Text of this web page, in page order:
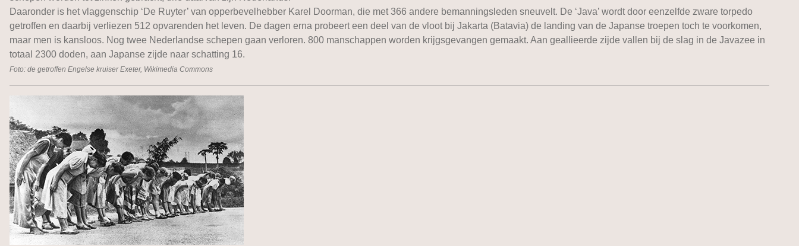
Daaronder is het vlaggenschip ‘De Ruyter’ van opperbevelhebber Karel Doorman, die met 366 andere bemanningsleden sneuvelt. De ‘Java’ wordt door eenzelfde zware torpedo
getroffen en daarbij verliezen 512 opvarenden het leven. De dagen erna probeert een deel van de vloot bij Jakarta (Batavia) de landing van de Japanse troepen toch te voorkomen,
maar men is kansloos. Nog twee Nederlandse schepen gaan verloren. 800 manschappen worden krijgsgevangen gemaakt. Aan geallieerde zijde vallen bij de slag in de Javazee in
totaal 2300 doden, aan Japanse zijde naar schatting 16.
Foto: de getroffen Engelse kruiser Exeter, Wikimedia Commons